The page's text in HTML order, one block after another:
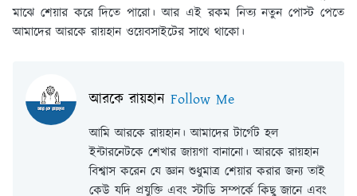
মাঝে শেয়ার করে দিতে পারো। আর এই রকম নিত্য নতুন পোস্ট পেতে
আমাদের আরকে রায়হান ওয়েবসাইটের সাথে থাকো।
আরকে রায়হান Follow Me
আমি আরকে রায়হান। আমাদের টার্গেট হল
ইন্টারনেটকে শেখার জায়গা বানানো। আরকে রায়হান
বিশ্বাস করেন যে জ্ঞান শুধুমাত্র শেয়ার করার জন্য তাই
কেউ যদি প্রযুক্তি এবং স্টাডি সম্পর্কে কিছু জানে এবং